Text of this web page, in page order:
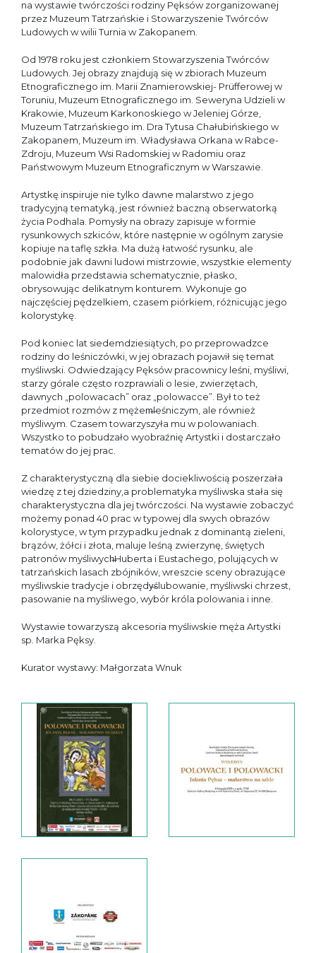
na wystawie twórczości rodziny Pęksów zorganizowanej
przez Muzeum Tatrzańskie i Stowarzyszenie Twórców
Ludowych w wilii Turnia w Zakopanem.
Od 1978 roku jest członkiem Stowarzyszenia Twórców
Ludowych. Jej obrazy znajdują się w zbiorach Muzeum
Etnograficznego im. Marii Znamierowskiej- Prüfferowej w
Toruniu, Muzeum Etnograficznego im. Seweryna Udzieli w
Krakowie, Muzeum Karkonoskiego w Jeleniej Górze,
Muzeum Tatrzańskiego im. Dra Tytusa Chałubińskiego w
Zakopanem, Muzeum im. Władysława Orkana w Rabce-
Zdroju, Muzeum Wsi Radomskiej w Radomiu oraz
Państwowym Muzeum Etnograficznym w Warszawie.
Artystkę inspiruje nie tylko dawne malarstwo z jego
tradycyjną tematyką, jest również baczną obserwatorką
życia Podhala. Pomysły na obrazy zapisuje w formie
rysunkowych szkiców, które następnie w ogólnym zarysie
kopiuje na taflę szkła. Ma dużą łatwość rysunku, ale
podobnie jak dawni ludowi mistrzowie, wszystkie elementy
malowidła przedstawia schematycznie, płasko,
obrysowując delikatnym konturem. Wykonuje go
najczęściej pędzelkiem, czasem piórkiem, różnicując jego
kolorystykę.
Pod koniec lat siedemdziesiątych, po przeprowadzce
rodziny do leśniczówki, w jej obrazach pojawił się temat
myśliwski. Odwiedzający Pęksów pracownicy leśni, myśliwi,
starzy górale często rozprawiali o lesie, zwierzętach,
dawnych „polowacach” oraz „polowacce”. Był to też
przedmiot rozmów z mężem̶leśniczym, ale również
myśliwym. Czasem towarzyszyła mu w polowaniach.
Wszystko to pobudzało wyobraźnię Artystki i dostarczało
tematów do jej prac.
Z charakterystyczną dla siebie dociekliwością poszerzała
wiedzę z tej dziedziny,a problematyka myśliwska stała się
charakterystyczna dla jej twórczości. Na wystawie zobaczyć
możemy ponad 40 prac w typowej dla swych obrazów
kolorystyce, w tym przypadku jednak z dominantą zieleni,
brązów, żółci i złota, maluje leśną zwierzynę, świętych
patronów myśliwych̶Huberta i Eustachego, polujących w
tatrzańskich lasach zbójników, wreszcie sceny obrazujące
myśliwskie tradycje i obrzędy̶ślubowanie, myśliwski chrzest,
pasowanie na myśliwego, wybór króla polowania i inne.
Wystawie towarzyszą akcesoria myśliwskie męża Artystki
sp. Marka Pęksy.
Kurator wystawy: Małgorzata Wnuk